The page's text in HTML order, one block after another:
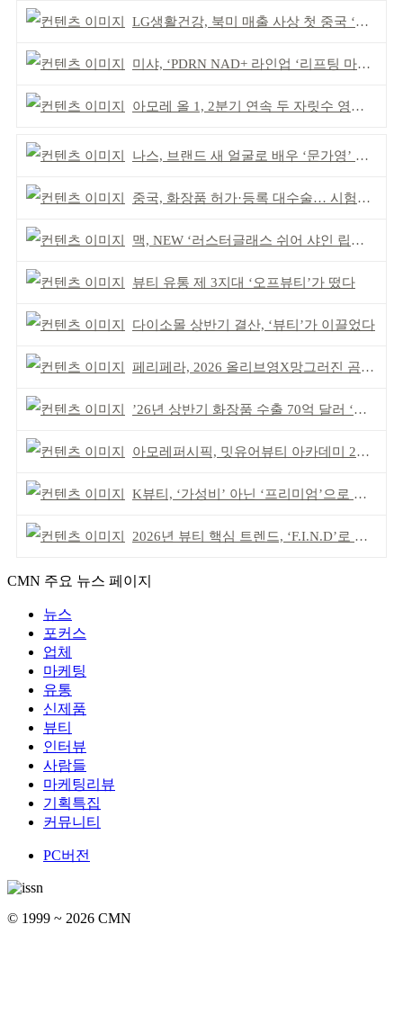
LG생활건강, 북미 매출 사상 첫 중국 ‘추월’
미샤, ‘PDRN NAD+ 라인업 ‘리프팅 마스크’ 출시
아모레 올 1, 2분기 연속 두 자릿수 영업이익률 기록
나스, 브랜드 새 얼굴로 배우 ‘문가영’ 발탁
중국, 화장품 허가·등록 대수술… 시험자료 공용 허용
맥, NEW ‘러스터글래스 쉬어 샤인 립스틱’ 출시
뷰티 유통 제 3지대 ‘오프뷰티’가 떴다
다이소몰 상반기 결산, ‘뷰티’가 이끌었다
페리페라, 2026 올리브영X망그러진 곰 콜라보
’26년 상반기 화장품 수출 70억 달러 ‘역대 최고’
아모레퍼시픽, 밋유어뷰티 아카데미 2기 발대식
K뷰티, ‘가성비’ 아닌 ‘프리미엄’으로 승부걸어야
2026년 뷰티 핵심 트렌드, ‘F.I.N.D’로 읽는다
CMN 주요 뉴스 페이지
뉴스
포커스
업체
마케팅
유통
신제품
뷰티
인터뷰
사람들
마케팅리뷰
기획특집
커뮤니티
PC버전
© 1999 ~ 2026 CMN